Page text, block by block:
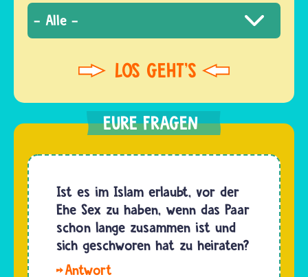
Ist es im Islam erlaubt, vor der
Ehe Sex zu haben, wenn das Paar
schon lange zusammen ist und
sich geschworen hat zu heiraten?